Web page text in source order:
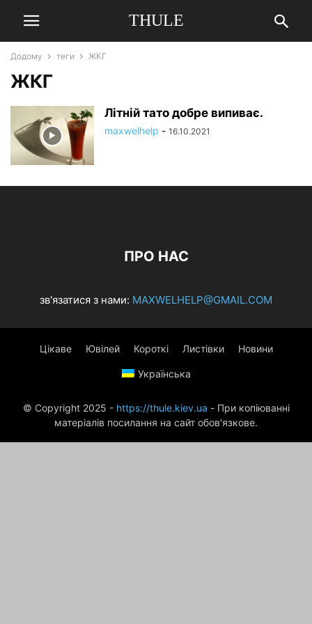
THULE
Додому теги ЖКГ
ЖКГ
Літній тато добре випиває.
maxwelhelp - 16.10.2021
ПРО НАС
зв'язатися з нами: MAXWELHELP@GMAIL.COM
Цікаве Ювілей Короткі Листівки Новини
Українська
© Copyright 2025 - https://thule.kiev.ua - При копіюванні
матеріалів посилання на сайт обов'язкове.